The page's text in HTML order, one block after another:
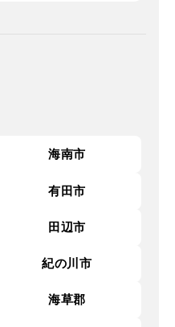
海南市
有田市
田辺市
紀の川市
海草郡